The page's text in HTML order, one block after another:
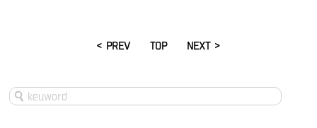
< PREV TOP NEXT >